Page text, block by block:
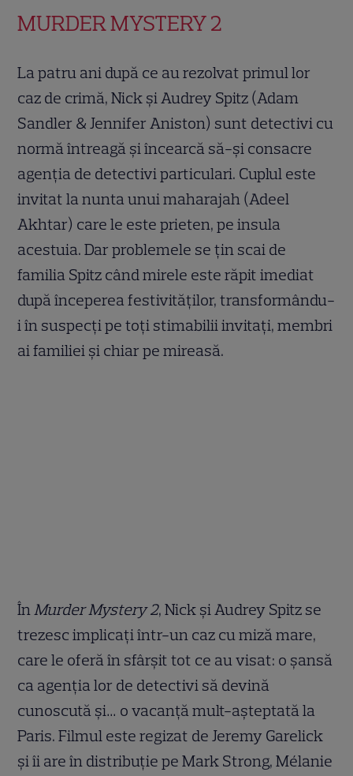
MURDER MYSTERY 2
La patru ani după ce au rezolvat primul lor
caz de crimă, Nick și Audrey Spitz (Adam
Sandler & Jennifer Aniston) sunt detectivi cu
normă întreagă și încearcă să-și consacre
agenția de detectivi particulari. Cuplul este
invitat la nunta unui maharajah (Adeel
Akhtar) care le este prieten, pe insula
acestuia. Dar problemele se țin scai de
familia Spitz când mirele este răpit imediat
după începerea festivităților, transformându-
i în suspecți pe toți stimabilii invitați, membri
ai familiei și chiar pe mireasă.
ÎnMurder Mystery 2, Nick și Audrey Spitz se
trezesc implicați într-un caz cu miză mare,
care le oferă în sfârșit tot ce au visat: o șansă
ca agenția lor de detectivi să devină
cunoscută și… o vacanță mult-așteptată la
Paris. Filmul este regizat de Jeremy Garelick
și îi are în distribuție pe Mark Strong, Mélanie